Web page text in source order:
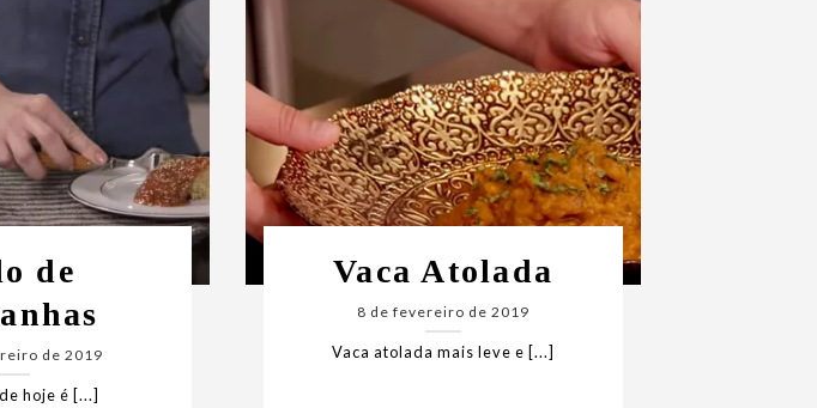
de
de 2019
hoje é [...]
Vaca Atolada
8 de fevereiro de 2019
Vaca atolada mais leve e [...]